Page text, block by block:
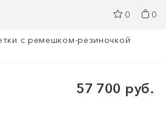
0 0
с ремешком-резиночкой
57 700 руб.